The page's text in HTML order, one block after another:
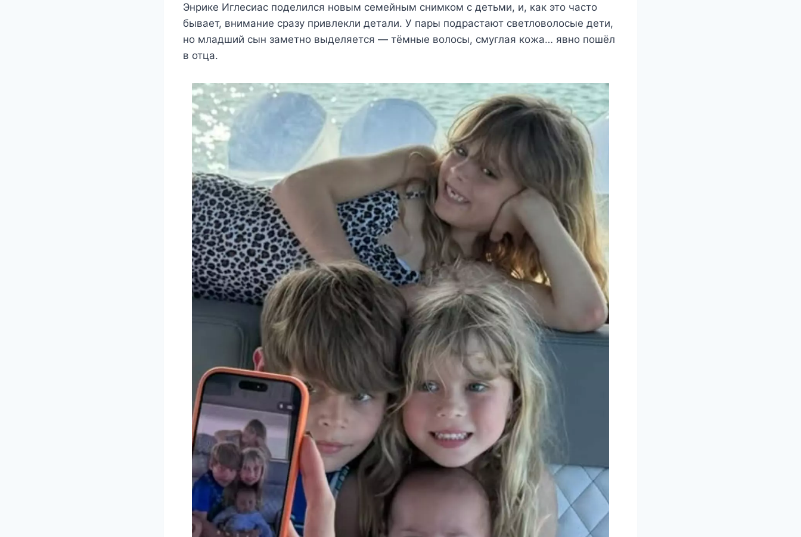
Энрике Иглесиас поделился новым семейным снимком с детьми, и, как это часто
бывает, внимание сразу привлекли детали. У пары подрастают светловолосые дети,
но младший сын заметно выделяется — тёмные волосы, смуглая кожа… явно пошёл
в отца.